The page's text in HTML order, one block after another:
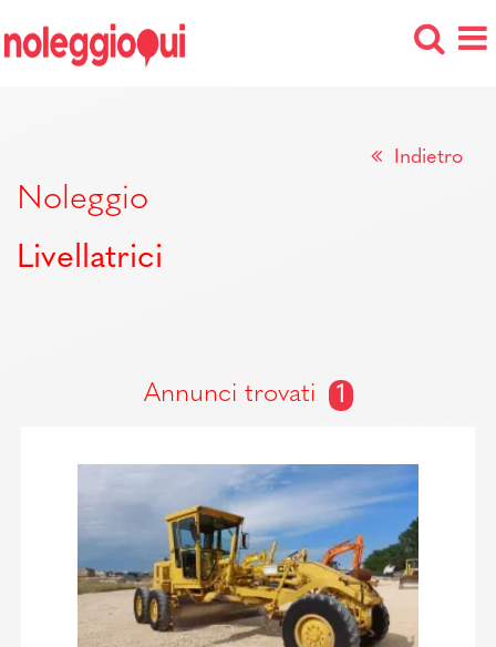
Indietro
Noleggio
Livellatrici
Annunci trovati 1